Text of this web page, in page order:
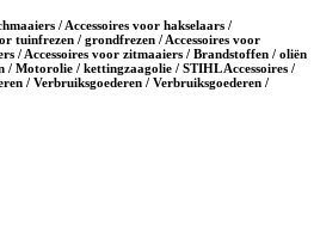
/ Accessoires voor hakselaars /
tuinfrezen / grondfrezen / Accessoires voor
/ Accessoires voor zitmaaiers / Brandstoffen / oliën
/ Motorolie / kettingzaagolie / STIHL Accessoires /
/ Verbruiksgoederen / Verbruiksgoederen /